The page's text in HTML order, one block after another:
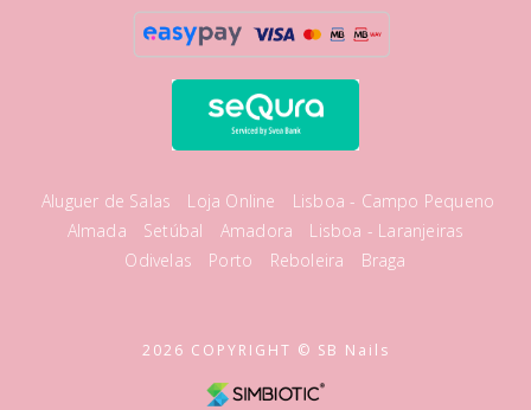
Aluguer de Salas Loja Online
Lisboa - Campo Pequeno
Almada
Setúbal Amadora
Lisboa - Laranjeiras
Odivelas
Porto Reboleira Braga
2026 COPYRIGHT © SB Nails